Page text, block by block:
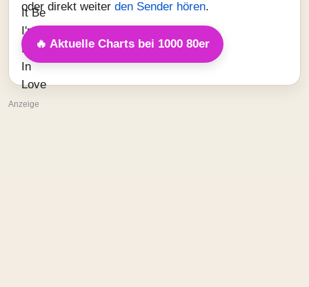
oder direkt weiter den Sender hören.
🔥 Aktuelle Charts bei 1000 80er
Anzeige